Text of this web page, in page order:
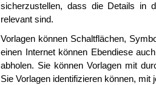
sicherzustellen, dass die Details in
relevant sind.
Vorlagen können Schaltflächen,
einen Internet können Ebendiese
abholen. Sie können Vorlagen mit
Sie Vorlagen identifizieren können,